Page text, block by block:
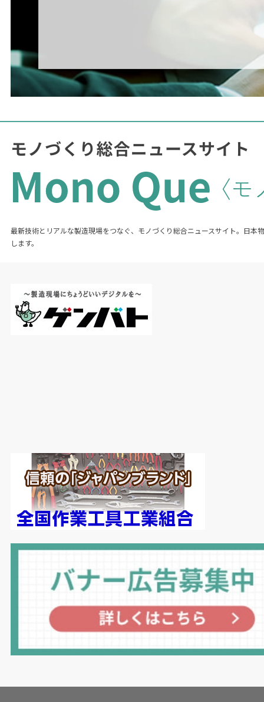
最新技術とリアルな製造現場をつなぐ、モノづくり総合ニュースサイト。日本
します。